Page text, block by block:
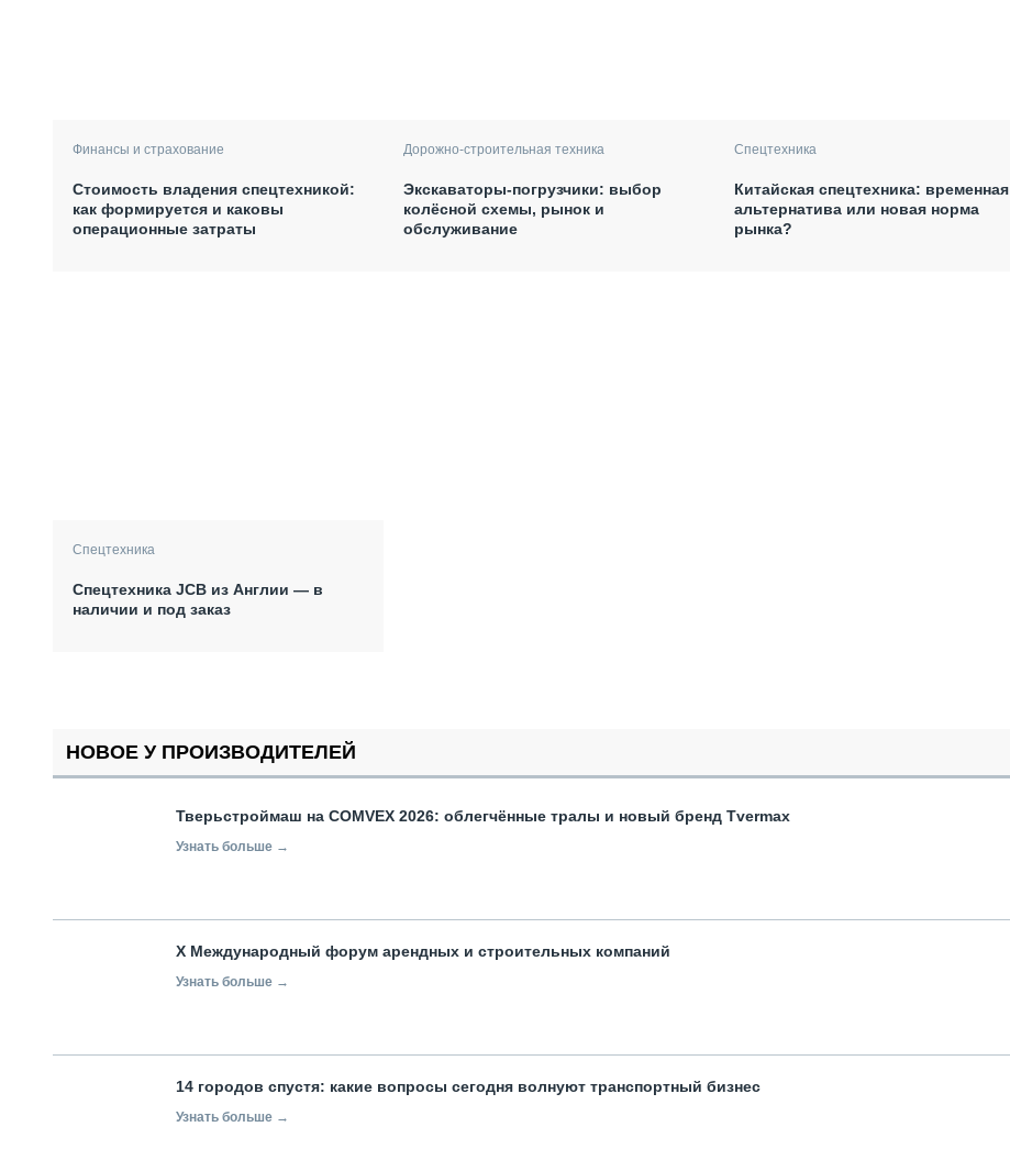
Финансы и страхование
Стоимость владения спецтехникой:
как формируется и каковы
операционные затраты
Дорожно-строительная техника
Экскаваторы-погрузчики: выбор
колёсной схемы, рынок и
обслуживание
Спецтехника
Китайская спецтехника: временная
альтернатива или новая норма
рынка?
Спецтехника
Спецтехника JCB из Англии — в
наличии и под заказ
НОВОЕ У ПРОИЗВОДИТЕЛЕЙ
Тверьстроймаш на COMVEX 2026: облегчённые тралы и новый бренд Tvermax
Узнать больше →
X Международный форум арендных и строительных компаний
Узнать больше →
14 городов спустя: какие вопросы сегодня волнуют транспортный бизнес
Узнать больше →